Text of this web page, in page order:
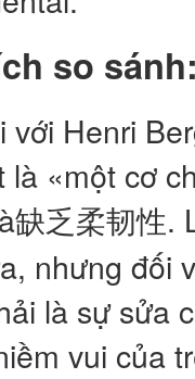
so
với Henri
là «một cơ
缺乏柔韧性.
nhưng đối
là sự sửa
vui của